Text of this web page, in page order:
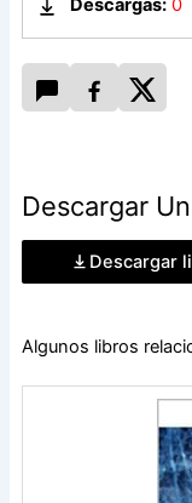
Descargas: 0
Descargar
Descargar
Algunos libros